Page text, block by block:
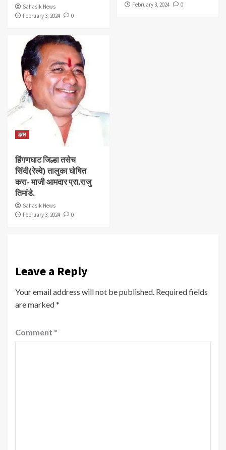
Sahasik News
February 3, 2024
0
February 3, 2024
0
इतर
हिंगणघाट जिल्हा तसेच
सिंदी(रेल्वे) तालुका घोषित
करा- माजी आमदार प्रा.राजु
तिमांडे.
Sahasik News
February 3, 2024
0
Leave a Reply
Your email address will not be published. Required fields
are marked*
Comment *